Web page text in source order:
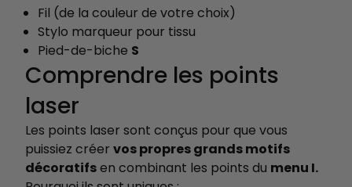
Fil (de la couleur de votre choix)
Stylo marqueur pour tissu
Pied-de-biche S
Comprendre les points
laser
Les points laser sont conçus pour que vous
puissiez créer vos propres grands motifs
décoratifsen combinant les points du menu I.